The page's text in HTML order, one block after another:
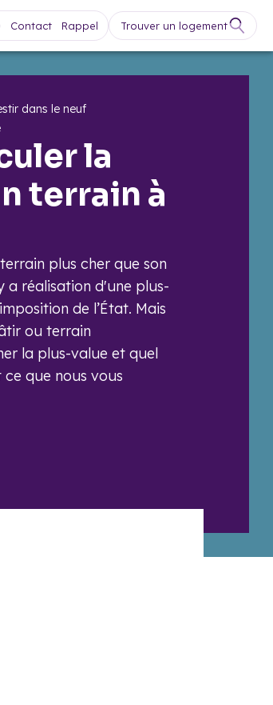
Contact Rappel Trouver un logement
dans le neuf
la
terrain à
plus cher que son
a réalisation d'une plus-
de l’État. Mais
ou terrain
la plus-value et quel
ce que nous vous